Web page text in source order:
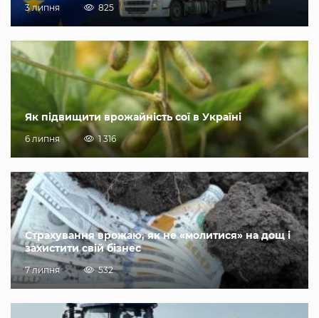
3 липня 825
Як підвищити врожайність сої в Україні
6 липня 1 316
Страхування врожаю, як не «молитися» на дощ і
захистити свій бізнес
7 липня 532